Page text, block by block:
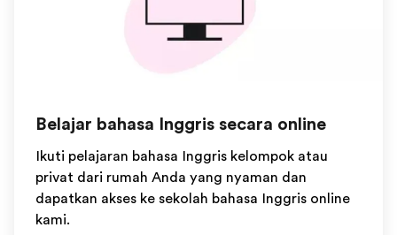
Belajar bahasa Inggris secara online
Ikuti pelajaran bahasa Inggris kelompok atau
privat dari rumah Anda yang nyaman dan
dapatkan akses ke sekolah bahasa Inggris online
kami.